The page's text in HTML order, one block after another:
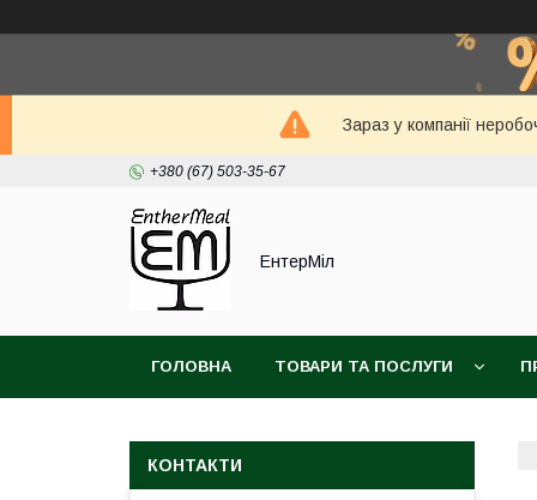
Зараз у компанії
+380 (67) 503-35-67
ЕнтерМіл
ГОЛОВНА ТОВАРИ ТА ПОСЛУГИ
КОНТАКТИ